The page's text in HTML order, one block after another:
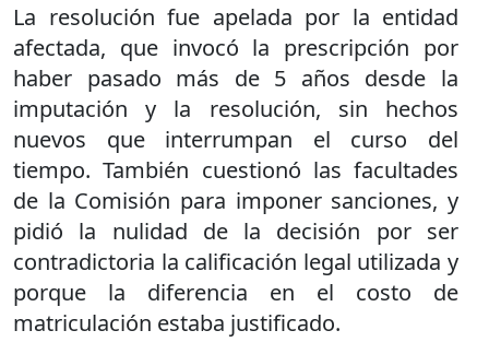
La resolución fue apelada por la entidad
afectada, que invocó la prescripción por
haber pasado más de 5 años desde la
imputación y la resolución, sin hechos
nuevos que interrumpan el curso del
tiempo. También cuestionó las facultades
de la Comisión para imponer sanciones, y
pidió la nulidad de la decisión por ser
contradictoria la calificación legal utilizada y
porque la diferencia en el costo de
matriculación estaba justificado.